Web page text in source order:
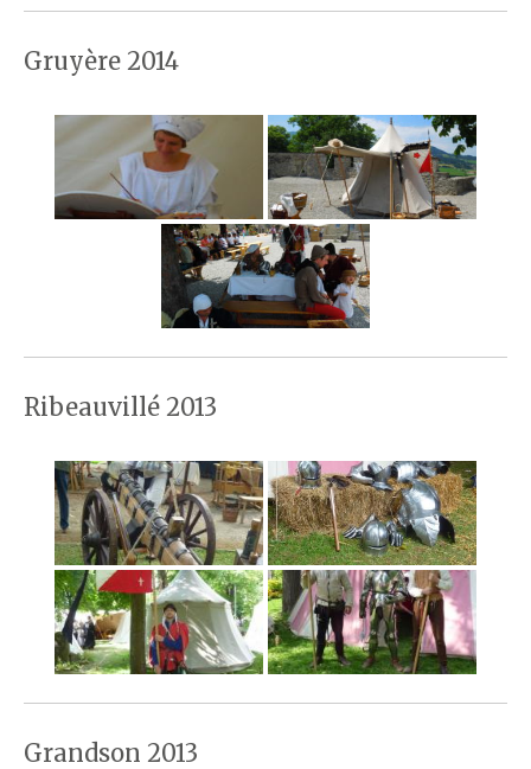
Gruyère 2014
Ribeauvillé 2013
Grandson 2013